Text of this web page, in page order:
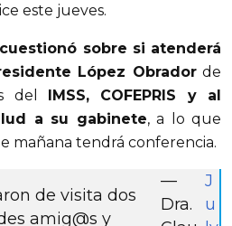
este jueves.
sobre si atenderá
López Obrador de
del IMSS, COFEPRIS y al
a su gabinete, a lo que
mañana tendrá conferencia.
de visita dos
amig@s y
—
Dra.
J
u